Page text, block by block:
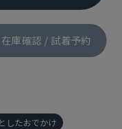
したおでかけ